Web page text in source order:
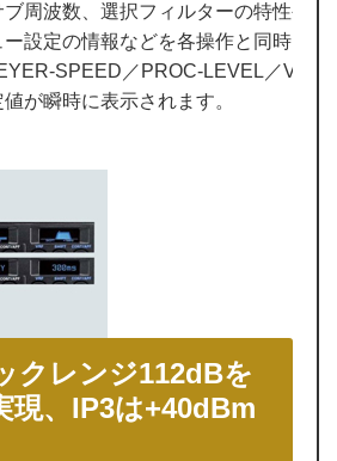
周波数、選択フィルターの特性や
ー設定の情報などを各操作と同時に
SPEED／PROC-LEVEL／
が瞬時に表示されます。
クレンジ112dBを
現、IP3は+40dBm